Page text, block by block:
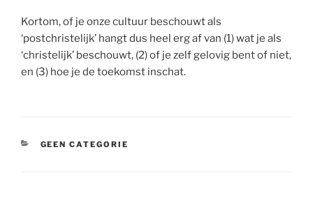
Kortom, of je onze cultuur beschouwt als
‘postchristelijk’ hangt dus heel erg af van (1) wat je als
‘christelijk’ beschouwt, (2) of je zelf gelovig bent of niet,
en (3) hoe je de toekomst inschat.
CATEGORIEËN
GEEN CATEGORIE